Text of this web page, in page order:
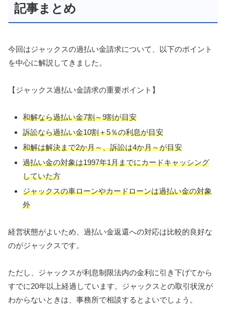
記事まとめ
今回はジャックスの過払い金請求について、以下のポイント
を中心に解説してきました。
【ジャックス過払い金請求の重要ポイント】
和解なら過払い金7割～9割が目安
訴訟なら過払い金10割＋5％の利息が目安
和解は解決まで2か月～、訴訟は4か月～が目安
過払い金の対象は1997年1月までにカードキャッシング
していた方
ジャックスの車ローンやカードローンは過払い金の対象
外
経営状態がよいため、過払い金返還への対応は比較的良好な
のがジャックスです。
ただし、ジャックスが利息制限法内の金利に引き下げてから
すでに20年以上経過しています。ジャックスとの取引状況が
わからないときは、事務所で相談するとよいでしょう。